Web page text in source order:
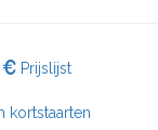
Prijslijst
kortstaarten